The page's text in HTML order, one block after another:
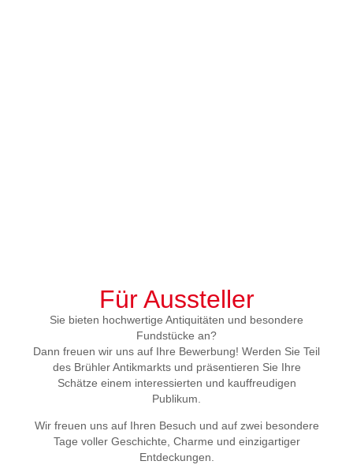
Für Aussteller
Sie bieten hochwertige Antiquitäten und besondere
Fundstücke an?
Dann freuen wir uns auf Ihre Bewerbung! Werden Sie Teil
des Brühler Antikmarkts und präsentieren Sie Ihre
Schätze einem interessierten und kauffreudigen
Publikum.
Wir freuen uns auf Ihren Besuch und auf zwei besondere
Tage voller Geschichte, Charme und einzigartiger
Entdeckungen.